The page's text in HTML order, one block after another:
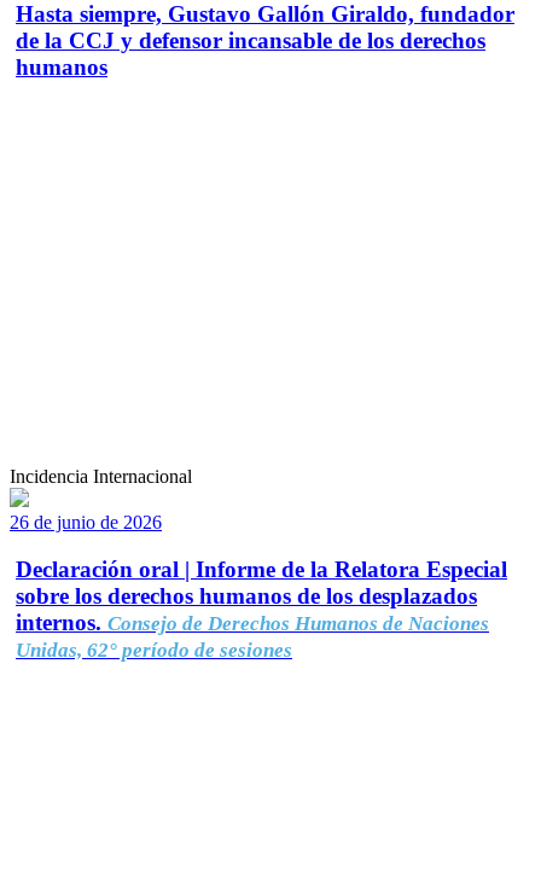
Hasta siempre, Gustavo Gallón Giraldo, fundador
de la CCJ y defensor incansable de los derechos
humanos
Incidencia Internacional
26 de junio de 2026
Declaración oral | Informe de la Relatora Especial
sobre los derechos humanos de los desplazados
internos. Consejo de Derechos Humanos de Naciones
Unidas, 62° período de sesiones